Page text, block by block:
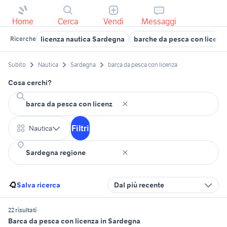
Home Cerca Vendi Messaggi
Ricerche licenza nautica Sardegna barche da pesca con
Subito Nautica Sardegna barca da pesca con licenza
Cosa cerchi?
Nautica Filtri
Salva ricerca Dal più recente
22 risultati
Barca da pesca con licenza in Sardegna